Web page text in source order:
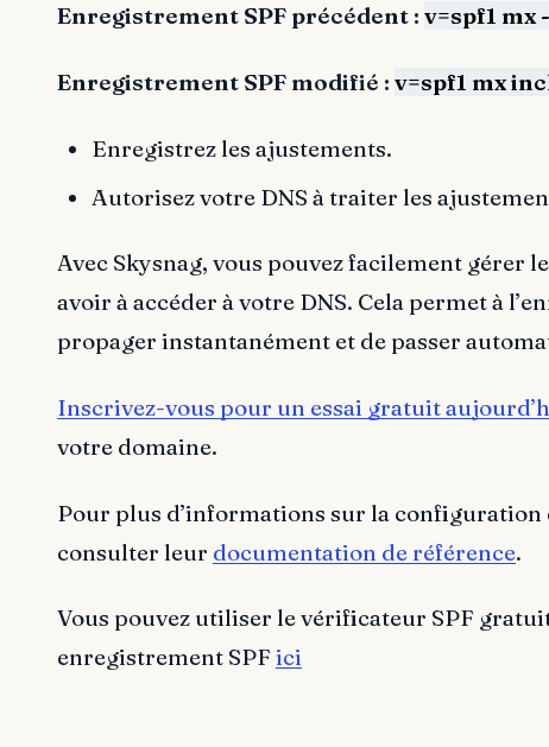
Enregistrement SPF précédent : v=spf1 mx
Enregistrement SPF modifié : v=spf1 mx
Enregistrez les ajustements.
Autorisez votre DNS à traiter les
Avec Skysnag, vous pouvez facilement gérer
avoir à accéder à votre DNS. Cela permet à
propager instantanément et de passer
Inscrivez-vous pour un essai gratuit
votre domaine.
Pour plus d’informations sur la configuration
consulter leur documentation de référence.
Vous pouvez utiliser le vérificateur SPF
enregistrement SPF ici